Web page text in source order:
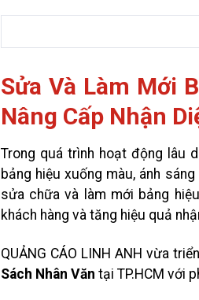
Sửa Và Làm Mới
Nâng Cấp Nhận
Trong quá trình hoạt động lâu
bảng hiệu xuống màu, ánh
sửa chữa và làm mới bảng
khách hàng và tăng hiệu quả
QUẢNG CÁO LINH ANH vừa
Sách Nhân Văn tại TP.HCM với